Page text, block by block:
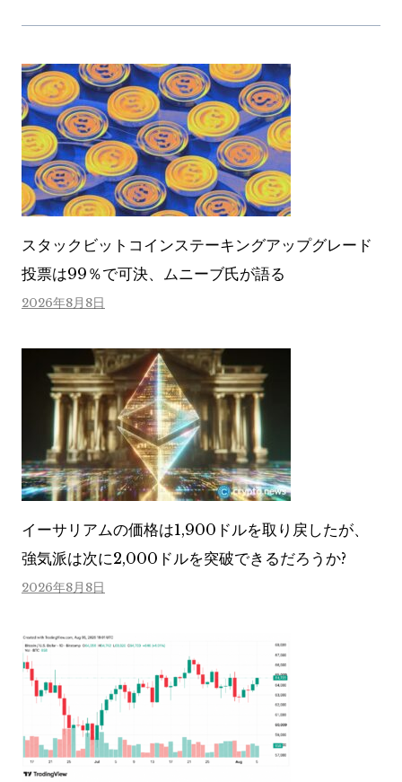
スタックビットコインステーキングアップグレード
投票は99％で可決、ムニーブ氏が語る
2026年8月8日
イーサリアムの価格は1,900ドルを取り戻したが、
強気派は次に2,000ドルを突破できるだろうか?
2026年8月8日